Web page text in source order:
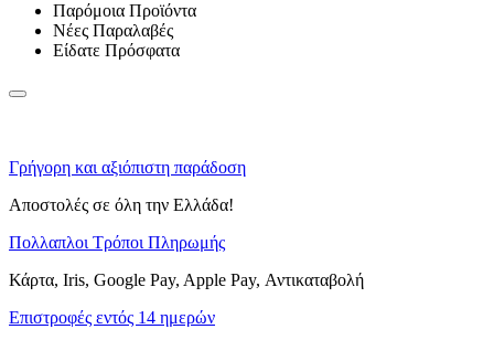
Παρόμοια Προϊόντα
Νέες Παραλαβές
Είδατε Πρόσφατα
Γρήγορη και αξιόπιστη παράδοση
Αποστολές σε όλη την Ελλάδα!
Πολλαπλοι Τρόποι Πληρωμής
Κάρτα, Iris, Google Pay, Apple Pay, Αντικαταβολή
Επιστροφές εντός 14 ημερών